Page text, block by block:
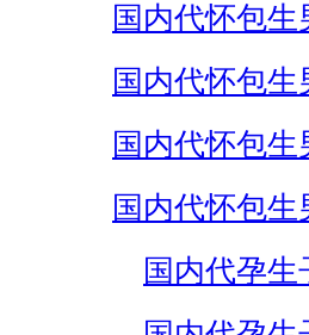
国内代怀包生
国内代怀包生
国内代怀包生
国内代怀包生
国内代孕生